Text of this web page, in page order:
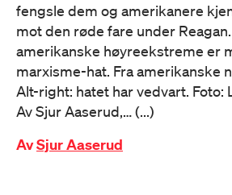
fengsle dem og amerikanere
mot den røde fare under
amerikanske høyreekstreme er
marxisme-hat. Fra amerikanske
Alt-right: hatet har vedvart. Foto:
Av Sjur Aaserud,… (...)
AvSjur Aaserud